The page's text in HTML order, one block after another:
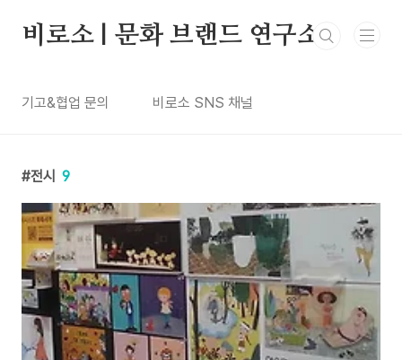
비로소 | 문화 브랜드 연구소
기고&협업 문의 비로소 SNS 채널
전시 9